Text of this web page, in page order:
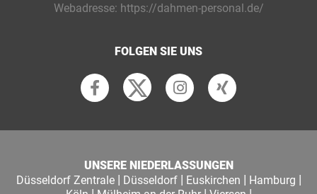
Webadresse: https://dahmen-personal.de/
FOLGEN SIE UNS
UNSERE NIEDERLASSUNGEN
Düsseldorf Zentrale| Düsseldorf| Euskirchen | Hamburg |